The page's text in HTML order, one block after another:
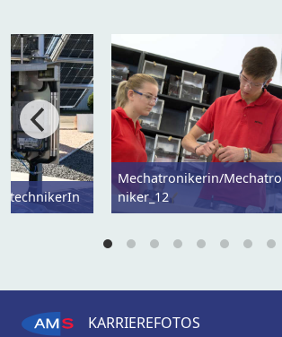
Mechatronikerin/Mechatro
niker_12
KARRIEREFOTOS